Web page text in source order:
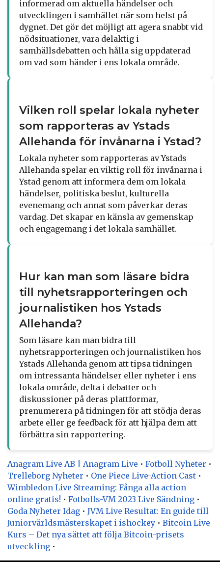
informerad om aktuella händelser och
utvecklingen i samhället när som helst på
dygnet. Det gör det möjligt att agera snabbt vid
nödsituationer, vara delaktig i
samhällsdebatten och hålla sig uppdaterad
om vad som händer i ens lokala område.
Vilken roll spelar lokala nyheter
som rapporteras av Ystads
Allehanda för invånarna i Ystad?
Lokala nyheter som rapporteras av Ystads
Allehanda spelar en viktig roll för invånarna i
Ystad genom att informera dem om lokala
händelser, politiska beslut, kulturella
evenemang och annat som påverkar deras
vardag. Det skapar en känsla av gemenskap
och engagemang i det lokala samhället.
Hur kan man som läsare bidra
till nyhetsrapporteringen och
journalistiken hos Ystads
Allehanda?
Som läsare kan man bidra till
nyhetsrapporteringen och journalistiken hos
Ystads Allehanda genom att tipsa tidningen
om intressanta händelser eller nyheter i ens
lokala område, delta i debatter och
diskussioner på deras plattformar,
prenumerera på tidningen för att stödja deras
arbete eller ge feedback för att hjälpa dem att
förbättra sin rapportering.
Anagram Live AB | Anagram Live • Fotboll Nyheter •
Trelleborg Nyheter • One Piece Live-Action Cast •
Wimbledon Live Streaming: Fånga alla action
online gratis! • Fotbolls-VM 2023 Live Sändning •
Goda Nyheter Idag • JVM Live Resultat: En guide till
Juniorvärldsmästerskapet i ishockey • Bitcoin Live
Kurs – Det nya sättet att följa Bitcoin-prisets
utveckling •